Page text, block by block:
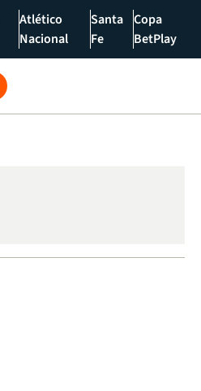
Atlético
Nacional
Santa
Fe
Copa
BetPlay